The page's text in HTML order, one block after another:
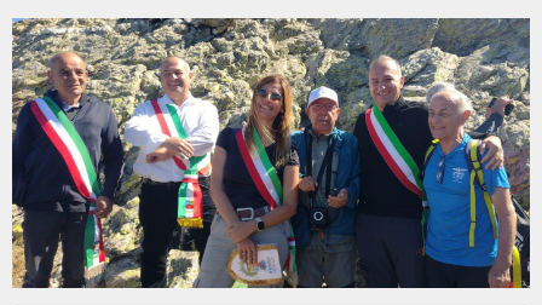
IL
MONDO
CAI
SEZIONI
GRUPPI
REGIONALI
ORGANI
TECNICI